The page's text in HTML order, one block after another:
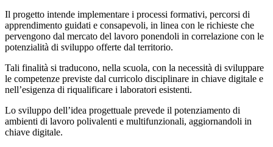
Il progetto intende implementare i processi formativi, percorsi di
apprendimento guidati e consapevoli, in linea con le richieste che
pervengono dal mercato del lavoro ponendoli in correlazione con le
potenzialità di sviluppo offerte dal territorio.
Tali finalità si traducono, nella scuola, con la necessità di sviluppare
le competenze previste dal curricolo disciplinare in chiave digitale e
nell’esigenza di riqualificare i laboratori esistenti.
Lo sviluppo dell’idea progettuale prevede il potenziamento di
ambienti di lavoro polivalenti e multifunzionali, aggiornandoli in
chiave digitale.